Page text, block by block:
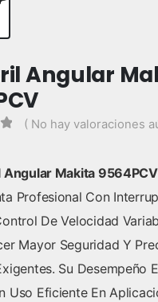
Angular
( No hay valoraciones
Angular Makita 9564PCV
Profesional Con
De Velocidad
Mayor Seguridad Y
Su Desempeño
Uso Eficiente En